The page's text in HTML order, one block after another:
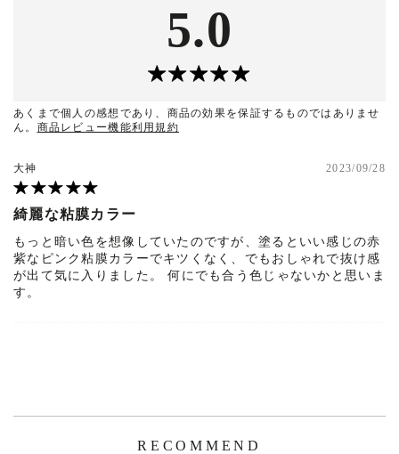
5.0
あくまで個人の感想であり、商品の効果を保証するものではありませ
ん。 商品レビュー機能利用規約
大神 2023/09/28
綺麗な粘膜カラー
もっと暗い色を想像していたのですが、塗るといい感じの赤
紫なピンク粘膜カラーでキツくなく、でもおしゃれで抜け感
が出て気に入りました。 何にでも合う色じゃないかと思いま
す。
RECOMMEND